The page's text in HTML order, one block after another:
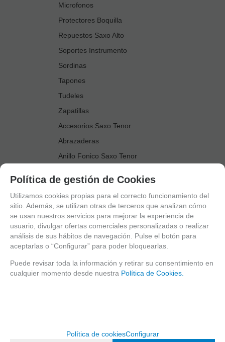
Microfonos
Protectores Boquilla
Repuestos Saxo Alto
Soportes Instrumento
Sordinas
Tapones
Tudeles
Zapatillas
Accesorios Saxo Tenor
Abrazaderas
Anillo Fonico Saxo Tenor
Boquillas
Boquilleros
Cañas
Cortacañas
Deflector Saxo Tenor
Estuches Guardacañas
Limpiadores
Política de gestión de Cookies
Utilizamos cookies propias para el correcto funcionamiento del
sitio. Además, se utilizan otras de terceros que analizan cómo
se usan nuestros servicios para mejorar la experiencia de
usuario, divulgar ofertas comerciales personalizadas o realizar
análisis de sus hábitos de navegación. Pulse el botón para
aceptarlas o “Configurar” para poder bloquearlas.
Puede revisar toda la información y retirar su consentimiento en
cualquier momento desde nuestra Política de Cookies.
Política de cookiesConfigurar